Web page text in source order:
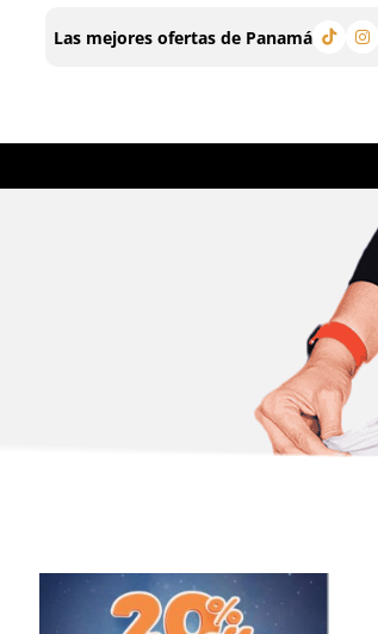
Las mejores ofertas de Panamá